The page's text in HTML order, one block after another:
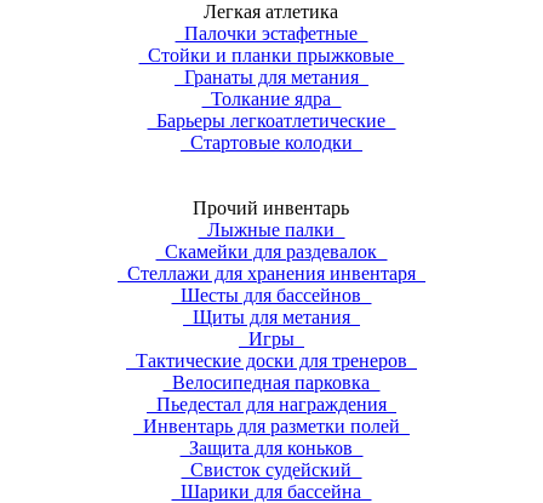
Легкая атлетика
Палочки эстафетные
Стойки и планки прыжковые
Гранаты для метания
Толкание ядра
Барьеры легкоатлетические
Стартовые колодки
Прочий инвентарь
Лыжные палки
Скамейки для раздевалок
Стеллажи для хранения инвентаря
Шесты для бассейнов
Щиты для метания
Игры
Тактические доски для тренеров
Велосипедная парковка
Пьедестал для награждения
Инвентарь для разметки полей
Защита для коньков
Свисток судейский
Шарики для бассейна